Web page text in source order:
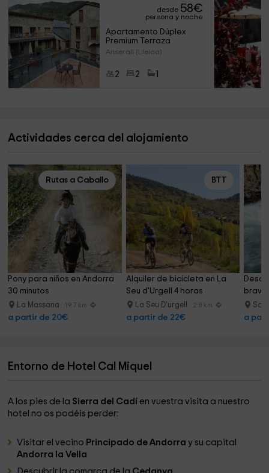
desde 58€
persona y noche
Apartamento Dúplex
Premium Terraza
Anserall (Lleida)
2 2
Actividades cerca del alojamiento
Rutas a Caballo
Pony para niños en Andorra
30 minutos
La Massana 19.7 km
a partir de 20€
BTT
Alquiler de bicicleta en La
Seu d'Urgell 4 horas
La Seu D'urgell 2.8 km
a partir de 22€
Sort
a
Entorno de Hotel Cal Miquel
A los pies de la Sierra del Cadí en vuestra visita a nuestro
hotel no os podéis perder:
Visitar el vecino Principado de Andorra y su capital
Andorra la Vella